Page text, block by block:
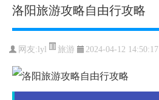
洛阳旅游攻略自由行攻略
网友: lyl 旅游 2024-04-12 14:50:17